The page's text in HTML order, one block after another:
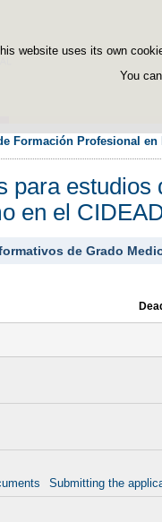
website uses its own
You
Formación Profesional
para
en el
de Grado
Submitting the